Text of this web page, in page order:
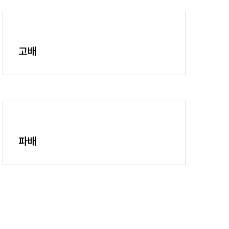
고배
파배